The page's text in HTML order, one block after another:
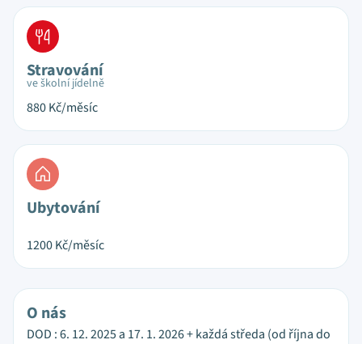
Stravování
ve školní jídelně
880Kč/měsíc
Ubytování
1200Kč/měsíc
O nás
DOD : 6. 12. 2025 a 17. 1. 2026 + každá středa (od října do